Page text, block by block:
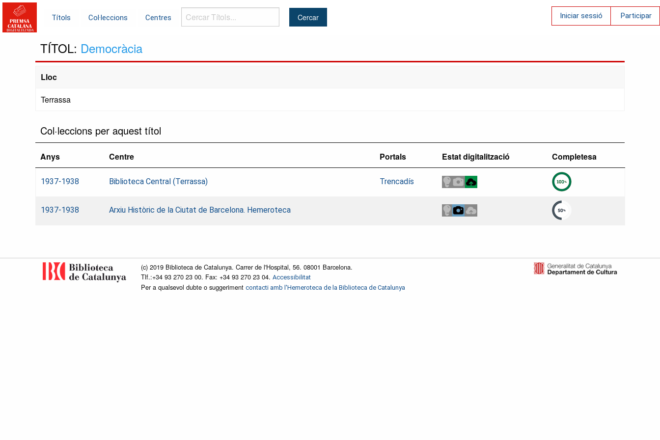
Títols Col·leccions Centres
Cercar
Títols...
Iniciar sessió Participar
TÍTOL: Democràcia
Lloc
Terrassa
Col·leccions per aquest títol
Anys Centre Portals Estat digitalització Completesa
1937-1938 Biblioteca Central (Terrassa) Trencadís
1937-1938 Arxiu Històric de la Ciutat de Barcelona. Hemeroteca
(c) 2019 Biblioteca de Catalunya. Carrer de l'Hospital, 56. 08001 Barcelona.
Tlf.:+34 93 270 23 00. Fax: +34 93 270 23 04. Accessibilitat
Per a qualsevol dubte o suggeriment contacti amb l'Hemeroteca de la Biblioteca de Catalunya